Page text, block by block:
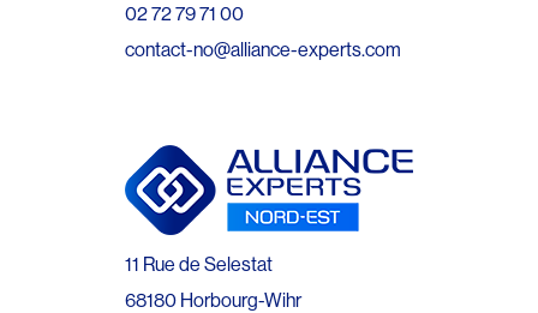
02 72 79 71 00
contact-no@alliance-experts.com
11 Rue de Selestat
68180 Horbourg-Wihr